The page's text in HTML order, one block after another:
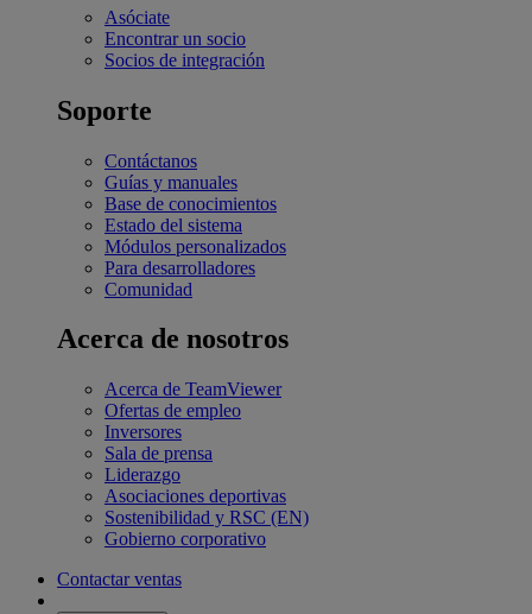
Asóciate
Encontrar un socio
Socios de integración
Soporte
Contáctanos
Guías y manuales
Base de conocimientos
Estado del sistema
Módulos personalizados
Para desarrolladores
Comunidad
Acerca de nosotros
Acerca de TeamViewer
Ofertas de empleo
Inversores
Sala de prensa
Liderazgo
Asociaciones deportivas
Sostenibilidad y RSC (EN)
Gobierno corporativo
Contactar ventas